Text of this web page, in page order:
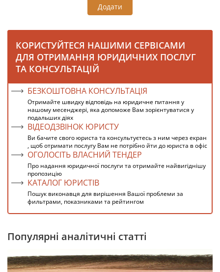
Додати
КОРИСТУЙТЕСЯ НАШИМИ СЕРВІСАМИ
ДЛЯ ОТРИМАННЯ ЮРИДИЧНИХ ПОСЛУГ
ТА КОНСУЛЬТАЦІЙ
БЕЗКОШТОВНА КОНСУЛЬТАЦІЯ
Отримайте швидку відповідь на юридичне питання у
нашому месенджері, яка допоможе Вам зорієнтуватися у
подальших діях
ВІДЕОДЗВІНОК ЮРИСТУ
Ви бачите свого юриста та консультуєтесь з ним через екран
, щоб отримати послугу Вам не потрібно йти до юриста в офіс
ОГОЛОСІТЬ ВЛАСНИЙ ТЕНДЕР
Про надання юридичної послуги та отримайте найвигіднішу
пропозицію
КАТАЛОГ ЮРИСТІВ
Пошук виконавця для вирішення Вашої проблеми за
фильтрами, показниками та рейтингом
Популярні аналітичні статті